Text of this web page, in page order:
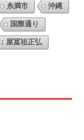
糸満市 沖縄
国際通り
屋冨祖正弘